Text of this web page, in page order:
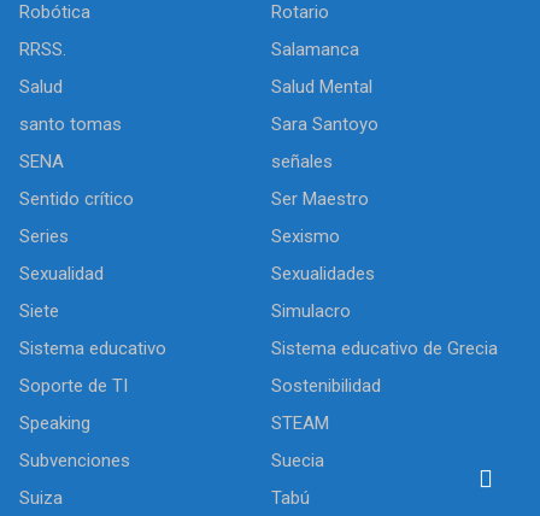
Robótica
Rotario
RRSS.
Salamanca
Salud
Salud Mental
santo tomas
Sara Santoyo
SENA
señales
Sentido crítico
Ser Maestro
Series
Sexismo
Sexualidad
Sexualidades
Siete
Simulacro
Sistema educativo
Sistema educativo de Grecia
Soporte de TI
Sostenibilidad
Speaking
STEAM
Subvenciones
Suecia
Suiza
Tabú